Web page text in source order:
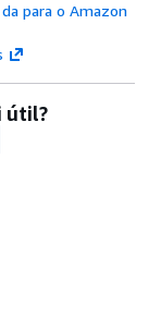
da para o Amazon
útil?